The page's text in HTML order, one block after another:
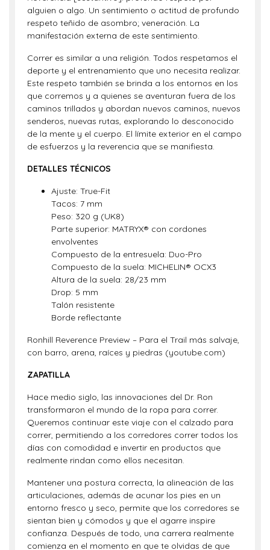
alguien o algo. Un sentimiento o actitud de profundo
respeto teñido de asombro; veneración. La
manifestación externa de este sentimiento.
Correr es similar a una religión. Todos respetamos el
deporte y el entrenamiento que uno necesita realizar.
Este respeto también se brinda a los entornos en los
que corremos y a quienes se aventuran fuera de los
caminos trillados y abordan nuevos caminos, nuevos
senderos, nuevas rutas, explorando lo desconocido
de la mente y el cuerpo. El límite exterior en el campo
de esfuerzos y la reverencia que se manifiesta.
DETALLES TÉCNICOS
Ajuste: True-Fit
Tacos: 7 mm
Peso: 320 g (UK8)
Parte superior: MATRYX® con cordones
envolventes
Compuesto de la entresuela: Duo-Pro
Compuesto de la suela: MICHELIN® OCX3
Altura de la suela: 28/23 mm
Drop: 5 mm
Talón resistente
Borde reflectante
Ronhill Reverence Preview – Para el Trail más salvaje,
con barro, arena, raíces y piedras (youtube.com)
ZAPATILLA
Hace medio siglo, las innovaciones del Dr. Ron
transformaron el mundo de la ropa para correr.
Queremos continuar este viaje con el calzado para
correr, permitiendo a los corredores correr todos los
días con comodidad e invertir en productos que
realmente rindan como ellos necesitan.
Mantener una postura correcta, la alineación de las
articulaciones, además de acunar los pies en un
entorno fresco y seco, permite que los corredores se
sientan bien y cómodos y que el agarre inspire
confianza. Después de todo, una carrera realmente
comienza en el momento en que te olvidas de que